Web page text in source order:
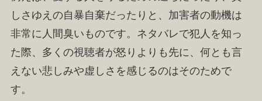
しさゆえの自暴自棄だったりと、加害者の動機は
非常に人間臭いものです。ネタバレで犯人を知っ
た際、多くの視聴者が怒りよりも先に、何とも言
えない悲しみや虚しさを感じるのはそのためで
す。